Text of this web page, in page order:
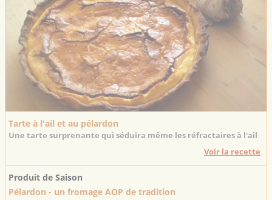
Tarte à l'ail et au pélardon
Une tarte surprenante qui séduira même les réfractaires à l'ail
Voir la recette
Produit de Saison
Pélardon - un fromage AOP de tradition